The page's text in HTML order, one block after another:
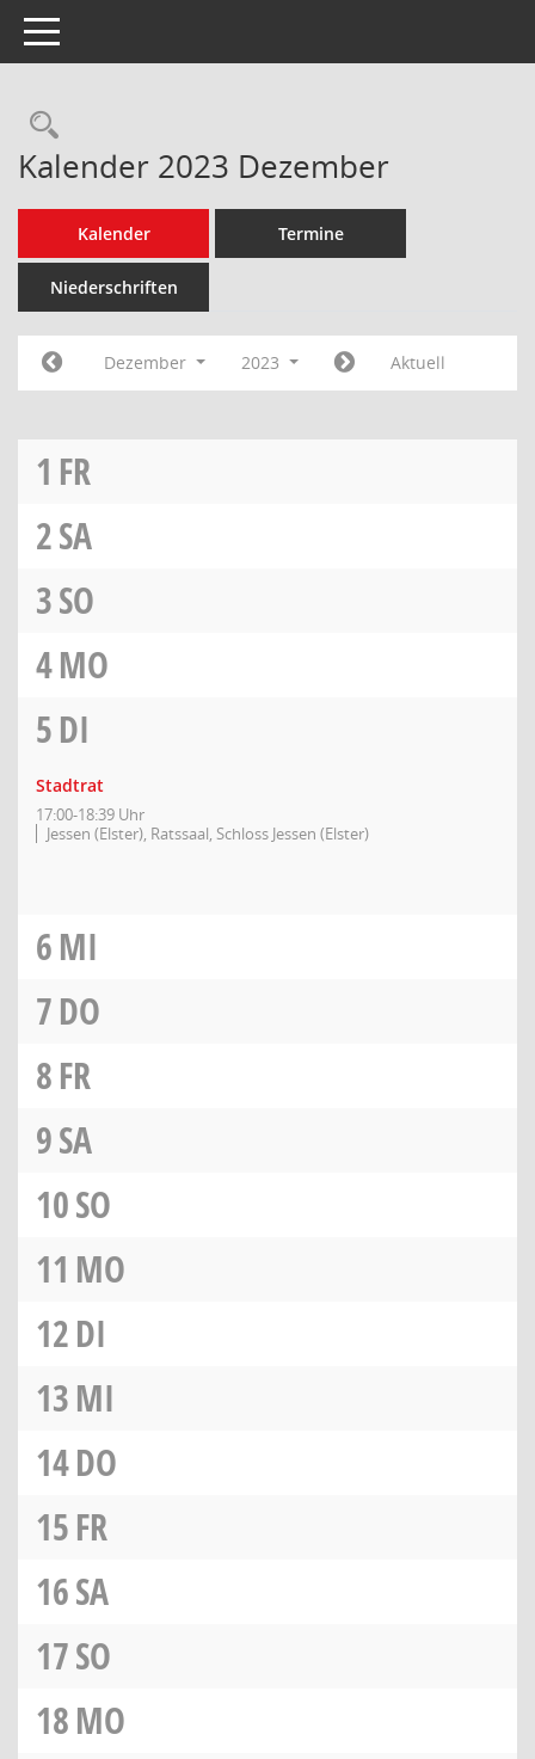
Toggle navigation
Rechercheauswahl
Kalender 2023 Dezember
Kalender Termine
Niederschriften
Dezember 2023 Aktuell
1 FR
2SA
3SO
4MO
5DI
Stadtrat
17:00-18:39 Uhr
Jessen (Elster), Ratssaal, Schloss Jessen (Elster)
6MI
7DO
8FR
9SA
10SO
11 MO
12DI
13MI
14DO
15FR
16SA
17SO
18MO